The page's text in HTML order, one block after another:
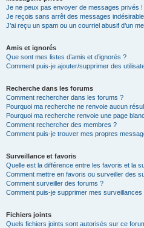
Je ne peux pas envoyer de messages privés !
Je reçois sans arrêt des messages
J’ai reçu un spam ou un courriel abusif d’un
Amis et ignorés
Que sont mes listes d’amis et d’ignorés ?
Comment puis-je ajouter/supprimer des
Recherche dans les forums
Comment rechercher dans les forums ?
Pourquoi ma recherche ne renvoie aucun
Pourquoi ma recherche renvoie une page
Comment rechercher des membres ?
Comment puis-je trouver mes propres
Surveillance et favoris
Quelle est la différence entre les favoris et la
Comment mettre en favoris ou surveiller des
Comment surveiller des forums ?
Comment puis-je supprimer mes surveillances
Fichiers joints
Quels fichiers joints sont autorisés sur ce